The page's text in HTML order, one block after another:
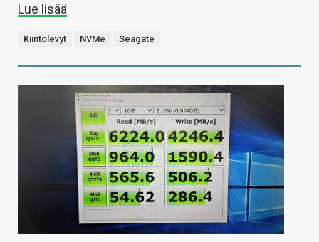
Lue lisää
Kiintolevyt NVMe Seagate